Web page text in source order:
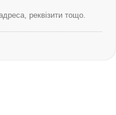
реквізити тощо.